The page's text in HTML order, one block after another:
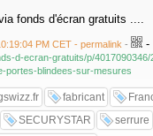
fonds d'écran gratuits ....
PM CET - permalink - -
d-ecran-gratuits/p/
portes-blindees-sur-mesures
fabricant
SECURYSTAR serrure